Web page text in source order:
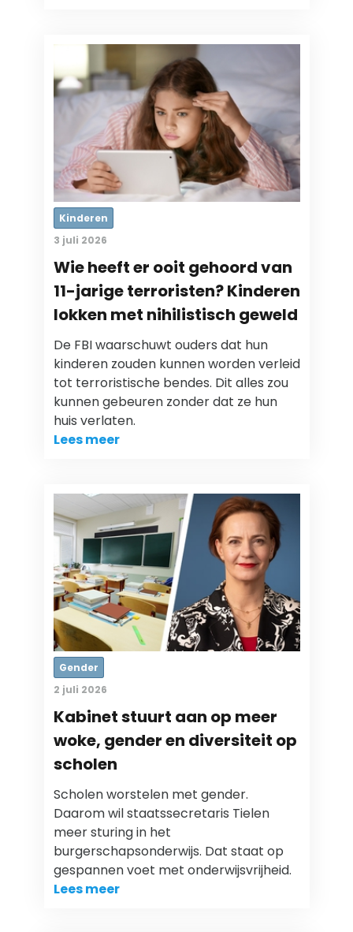
Kinderen
3 juli 2026
Wie heeft er ooit gehoord van
11-jarige terroristen? Kinderen
lokken met nihilistisch geweld
De FBI waarschuwt ouders dat hun
kinderen zouden kunnen worden verleid
tot terroristische bendes. Dit alles zou
kunnen gebeuren zonder dat ze hun
huis verlaten.
Lees meer
Gender
2 juli 2026
Kabinet stuurt aan op meer
woke, gender en diversiteit op
scholen
Scholen worstelen met gender.
Daarom wil staatssecretaris Tielen
meer sturing in het
burgerschapsonderwijs. Dat staat op
gespannen voet met onderwijsvrijheid.
Lees meer